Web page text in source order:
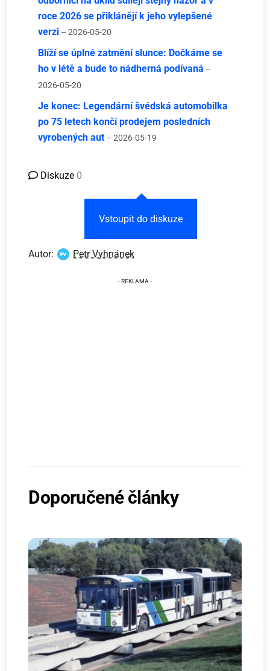
roce 2026 se přiklánějí k jeho vylepšené
verzi – 2026-05-20
Blíží se úplné zatmění slunce: Dočkáme se
ho v létě a bude to nádherná podívaná –
2026-05-20
Je konec: Legendární švédská automobilka
po 75 letech končí prodejem posledních
vyrobených aut – 2026-05-19
Diskuze 0
Vstoupit do diskuze
Autor: Petr Vyhnánek
Doporučené články